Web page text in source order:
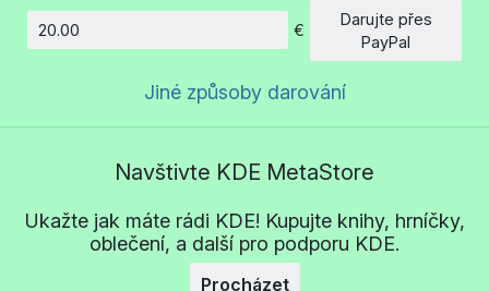
€
Darujte přes
PayPal
Jiné způsoby darování
Navštivte KDE MetaStore
Ukažte jak máte rádi KDE! Kupujte knihy, hrníčky,
oblečení, a další pro podporu KDE.
Procházet